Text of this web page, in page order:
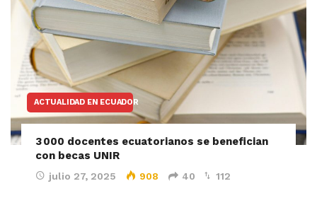
ACTUALIDAD EN ECUADOR
3 000 docentes ecuatorianos se benefician
con becas UNIR
julio 27, 2025 908 40 112